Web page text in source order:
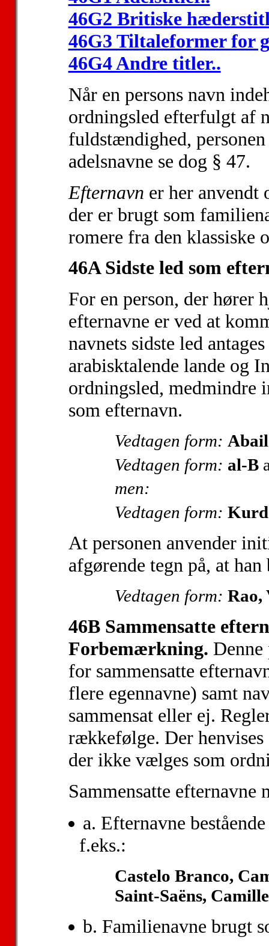
46G2 Britiske
46G3 Tiltaleformer for
46G4 Andre titler..
Når en persons navn
ordningsled efterfulgt af
fuldstændighed,
adelsnavne se dog § 47.
Efternavn er her anvendt
der er brugt som
romere fra den klassiske
46A Sidste led som
For en person, der hører
efternavne er ved at
navnets sidste led
arabisktalende lande og
ordningsled, medmindre
som efternavn.
Vedtagen form:
Vedtagen form: al-B
men:
Vedtagen form:
At personen anvender
afgørende tegn på, at
Vedtagen form: Rao,
46B Sammensatte
Forbemærkning.
for sammensatte
flere egennavne) samt
sammensat eller ej.
rækkefølge. Der henvises
der ikke vælges som
Sammensatte
a. Efternavne
f.eks.:
Castelo Branco,
Saint-Saëns, Camille
b. Familienavne brugt